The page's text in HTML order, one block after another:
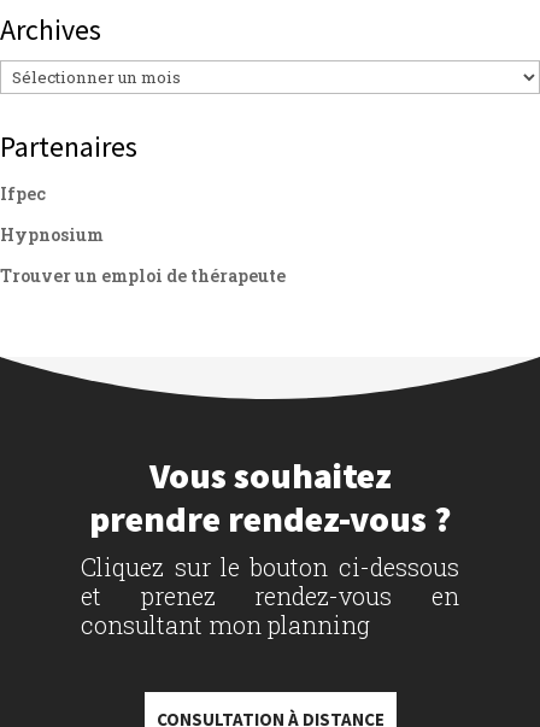
Archives
Archives
Partenaires
Ifpec
Hypnosium
Trouver un emploi de thérapeute
Vous souhaitez
prendre rendez-vous ?
Cliquez sur le bouton ci-dessous
et prenez rendez-vous en
consultant mon planning
CONSULTATION À DISTANCE